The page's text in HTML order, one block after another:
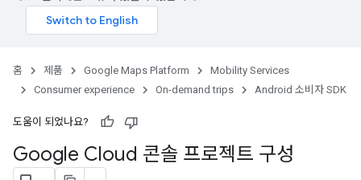
홈 제품 Google Maps Platform
Mobility Services
Consumer experience
On-demand trips Android 소비자 SDK
도움이 되었나요?
Google Cloud 콘솔 프로젝트 구성